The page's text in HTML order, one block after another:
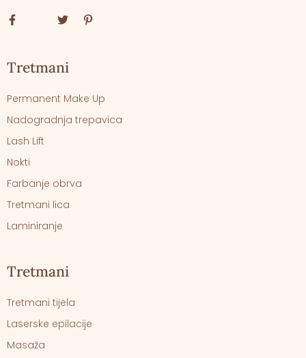
Tretmani
Permanent Make Up
Nadogradnja trepavica
Lash Lift
Nokti
Farbanje obrva
Tretmani lica
Laminiranje
Tretmani
Tretmani tijela
Laserske epilacije
Masaža